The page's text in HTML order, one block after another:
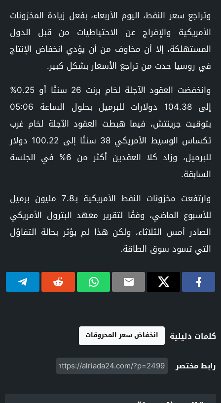
وتراجع سعر النفط، اليوم الأربعاء، بفعل زيادة المخزونات
الأمريكية والإفراج عن الاحتياطيات من قبل الدول
المستهلكة، إلا أن مخاوف من أن يؤدي انخفاض الإنتاج
في روسيا حدت من تراجع الأسعار بشكل كبير.
وانخفضت العقود الآجلة لخام برنت 26 سنتًا أو 0.25%
إلى 104.38 دولارات للبرميل بحلول الساعة 05:06
بتوقيت جرينتش، فيما هبطت العقود الآجلة لخام غرب
تكساس الوسيط الأمريكي 38 سنتًا إلى 100.22 دولار
للبرميل، وزاد كلا العقدين أكثر من 6% في الجلسة
السابقة.
وارتفعت مخزونات النفط الأمريكية بـ7.8 مليون برميل
للأسبوع الماضي، وفقًا لتقرير معهد البترول الأمريكي
الصادر أمس الثلاثاء، ولكن هذا لم يؤثر بحالة التفاؤل
التي تسود سوق الطاقة.
كلمات دليلية انخفاض سعر المحروقات
رابط مختصر